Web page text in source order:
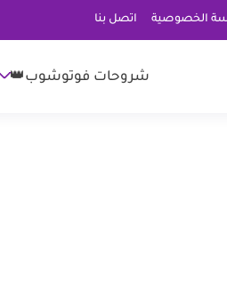
الخصوصية اتصل بنا
شروحات فوتوشوب👑